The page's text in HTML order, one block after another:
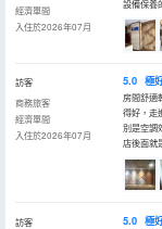
經濟單間
入住於2026年07月
設備保養
訪客
商務旅客
經濟單間
入住於2026年07月
5.0 極
房間舒適
得好，走
別是空調
店後面就
訪客
5.0 極